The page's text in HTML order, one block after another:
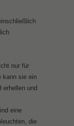
nur für
kann sie ein
erhellen und
eine
die